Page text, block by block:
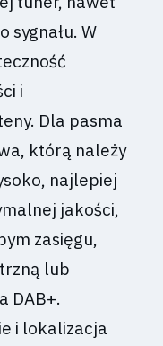
sygnału. W
i
Dla pasma
którą należy
najlepiej
jakości,
zasięgu,
lub
DAB+.
i lokalizacja